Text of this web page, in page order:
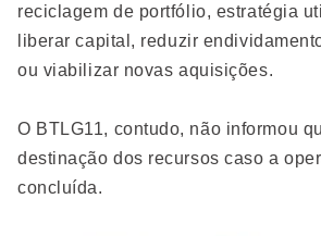
reciclagem de portfólio, estratégia
liberar capital, reduzir
ou viabilizar novas aquisições.
O BTLG11, contudo, não informou
destinação dos recursos caso a
concluída.